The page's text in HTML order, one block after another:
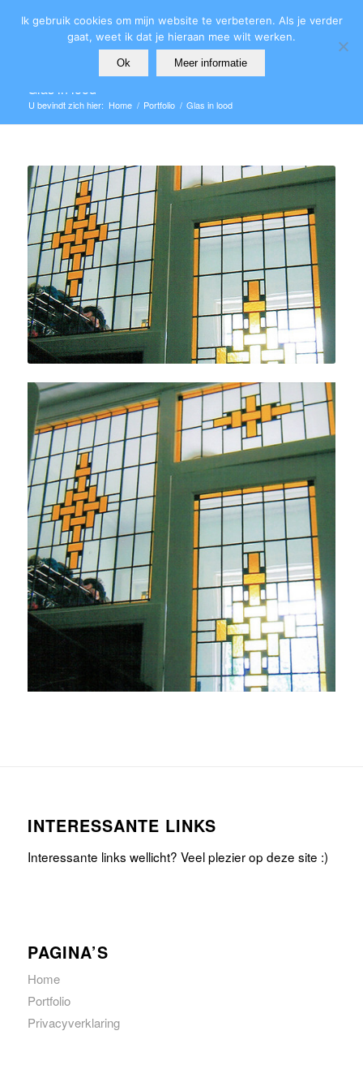
Glas in lood
U bevindt zich hier: Home / Portfolio / Glas in lood
INTERESSANTE LINKS
Interessante links wellicht? Veel plezier op deze site :)
PAGINA’S
Home
Portfolio
Privacyverklaring
Ik gebruik cookies om mijn website te verbeteren. Als je verder
gaat, weet ik dat je hieraan mee wilt werken.
Ok Meer informatie